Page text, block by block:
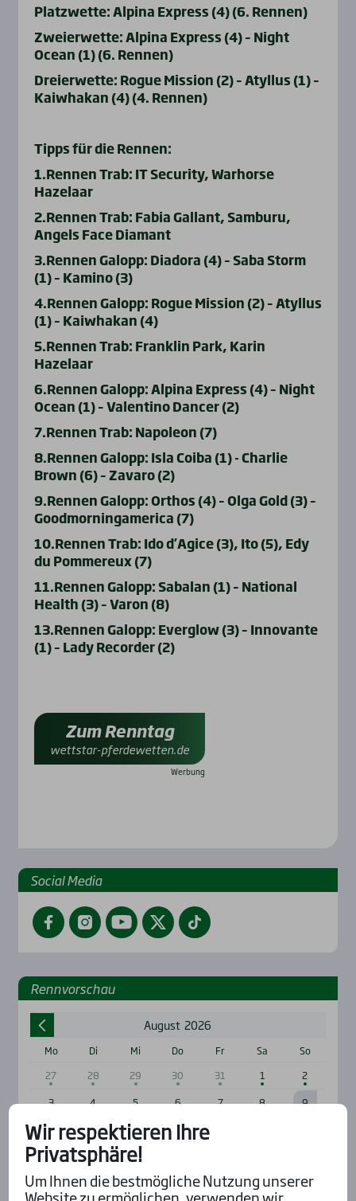
Platzwette: Alpina Express (4) (6. Rennen)
Zweierwette: Alpina Express (4) – Night
Ocean (1) (6. Rennen)
Dreierwette: Rogue Mission (2) – Atyllus (1) –
Kaiwhakan (4) (4. Rennen)
Tipps für die Rennen:
1.Rennen Trab: IT Security, Warhorse
Hazelaar
2.Rennen Trab: Fabia Gallant, Samburu,
Angels Face Diamant
3.Rennen Galopp: Diadora (4) – Saba Storm
(1) – Kamino (3)
4.Rennen Galopp: Rogue Mission (2) – Atyllus
(1) – Kaiwhakan (4)
5.Rennen Trab: Franklin Park, Karin
Hazelaar
6.Rennen Galopp: Alpina Express (4) – Night
Ocean (1) – Valentino Dancer (2)
7.Rennen Trab: Napoleon (7)
8.Rennen Galopp: Isla Coiba (1) - Charlie
Brown (6) – Zavaro (2)
9.Rennen Galopp: Orthos (4) – Olga Gold (3) –
Goodmorningamerica (7)
10.Rennen Trab: Ido d’Agice (3), Ito (5), Edy
du Pommereux (7)
11.Rennen Galopp: Sabalan (1) – National
Health (3) – Varon (8)
13.Rennen Galopp: Everglow (3) – Innovante
(1) – Lady Recorder (2)
Zum Renntag
wettstar-pferdewetten.de
Social Media
FacebookInstagramYouTubeTwitterTikTok
Renn­vor­schau
August 2026
Mo Di Mi Do Fr Sa
So
27
28 29 30 31 1
2
3
4 5 6 7 8
9
10
11 12 13
17
18 19
24
25 26 27 28 29 30
Wir respektieren Ihre
Privatsphäre!
Um Ihnen die bestmögliche Nutzung unserer
Website zu ermöglichen, verwenden wir